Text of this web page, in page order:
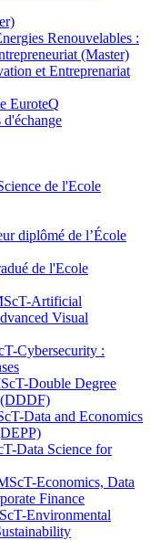
Renouvelables :
(Master)
et Entreprenariat
EuroteQ
de l'Ecole
diplômé de l’École
de l'Ecole
Artificial
Visual
Cybersecurity :
Double Degree
(DDDF)
Data and Economics
Data Science for
Economics, Data
Finance
Environmental